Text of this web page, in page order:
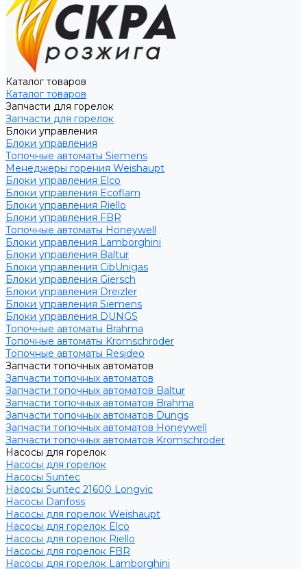
Каталог товаров
Каталог товаров
Запчасти для горелок
Запчасти для горелок
Блоки управления
Блоки управления
Топочные автоматы Siemens
Менеджеры горения Weishaupt
Блоки управления Elco
Блоки управления Ecoflam
Блоки управления Riello
Блоки управления FBR
Топочные автоматы Honeywell
Блоки управления Lamborghini
Блоки управления Baltur
Блоки управления CibUnigas
Блоки управления Giersch
Блоки управления Dreizler
Блоки управления Siemens
Блоки управления DUNGS
Топочные автоматы Brahma
Топочные автоматы Kromschroder
Топочные автоматы Resideo
Запчасти топочных автоматов
Запчасти топочных автоматов
Запчасти топочных автоматов Baltur
Запчасти топочных автоматов Brahma
Запчасти топочных автоматов Dungs
Запчасти топочных автоматов Honeywell
Запчасти топочных автоматов Kromschroder
Насосы для горелок
Насосы для горелок
Насосы Suntec
Насосы Suntec 21600 Longvic
Насосы Danfoss
Насосы для горелок Weishaupt
Насосы для горелок Elco
Насосы для горелок Riello
Насосы для горелок FBR
Насосы для горелок Lamborghini